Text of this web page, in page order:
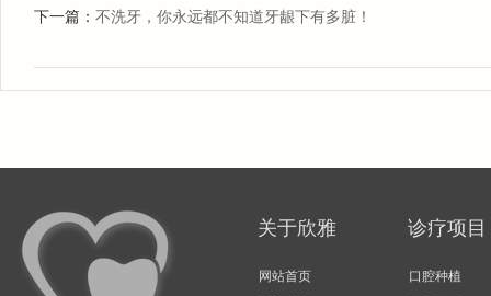
下一篇： 不洗牙，你永远都不知道牙龈下有多脏！
关于欣雅
网站首页
诊疗项目
口腔种植